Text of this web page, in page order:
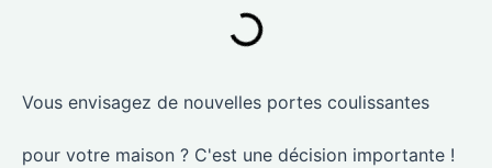
Vous envisagez de nouvelles portes coulissantes
pour votre maison ? C'est une décision importante !